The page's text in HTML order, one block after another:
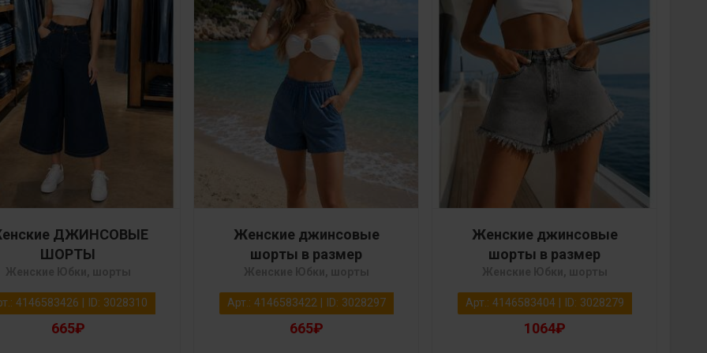
ДЖИНСОВЫЕ
ШОРТЫ
4146583426 | ID: 3028310
665₽
Женские джинсовые
шорты в размер
Арт.: 4146583422 | ID: 3028297
665₽
Женские джинсовые
шорты в размер
Арт.: 4146583404 | ID: 3028279
1064₽